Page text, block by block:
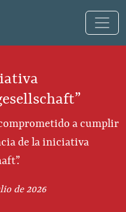
a cumplir
de la iniciativa
de 2026